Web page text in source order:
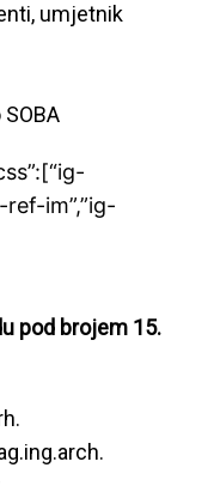
umjetnik
ref-im”,”ig-
pod brojem 15.